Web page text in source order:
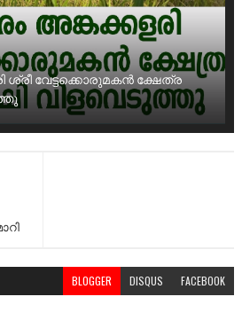
ശ്രീ വേട്ടക്കൊരുമകൻ ക്ഷേത്ര
BLOGGER DISQUS FACEBOOK